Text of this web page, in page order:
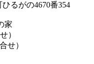
るがの4670番354
家
）
せ）